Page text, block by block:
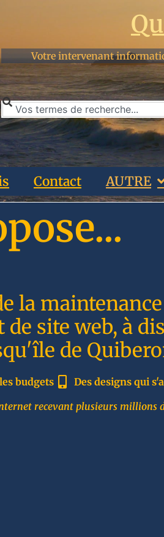
Votre intervenant
Contact AUTRE
la
site web, à
de
budgets
Des designs qui
recevant plusieurs millions